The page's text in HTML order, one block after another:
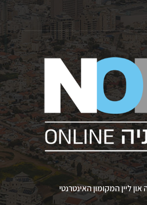
און ליין המקומון האינטרנטי